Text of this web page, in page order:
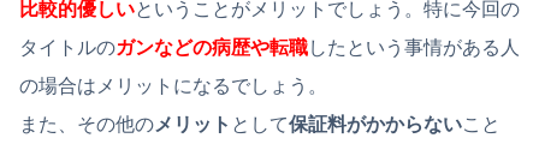
比較的優しいということがメリットでしょう。特に今回の
タイトルのガンなどの病歴や転職したという事情がある人
の場合はメリットになるでしょう。
また、その他のメリット として保証料がかからないこと